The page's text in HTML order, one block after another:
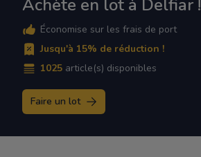
Achète en lot à Delfiar !
Économise sur les frais de port
Jusqu'à 15% de réduction !
1025 article(s) disponibles
Faire un lot